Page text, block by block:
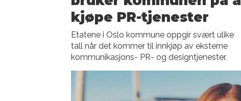
kjøpe PR-tjenester
Etatene i Oslo kommune oppgir svært ulike
tall når det kommer til innkjøp av eksterne
kommunikasjons- PR- og designtjenester.